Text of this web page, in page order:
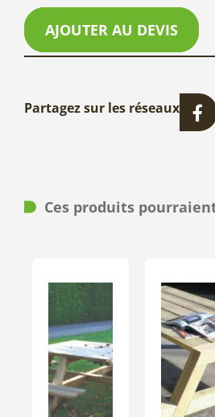
AJOUTER AU DEVIS
Partagez sur les réseaux
Ces produits